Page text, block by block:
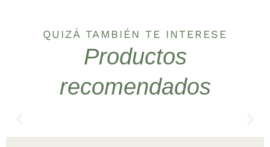
QUIZÁ TAMBIÉN TE INTERESE
Productos
recomendados